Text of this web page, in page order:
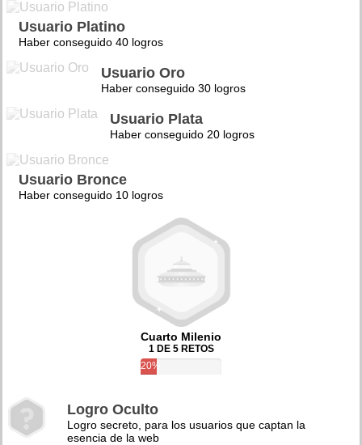
Usuario Platino
Haber conseguido 40 logros
Usuario Oro
Haber conseguido 30 logros
Usuario Plata
Haber conseguido 20 logros
Usuario Bronce
Haber conseguido 10 logros
Cuarto Milenio
1 DE 5 RETOS
20%
Logro Oculto
Logro secreto, para los usuarios que captan la
esencia de la web